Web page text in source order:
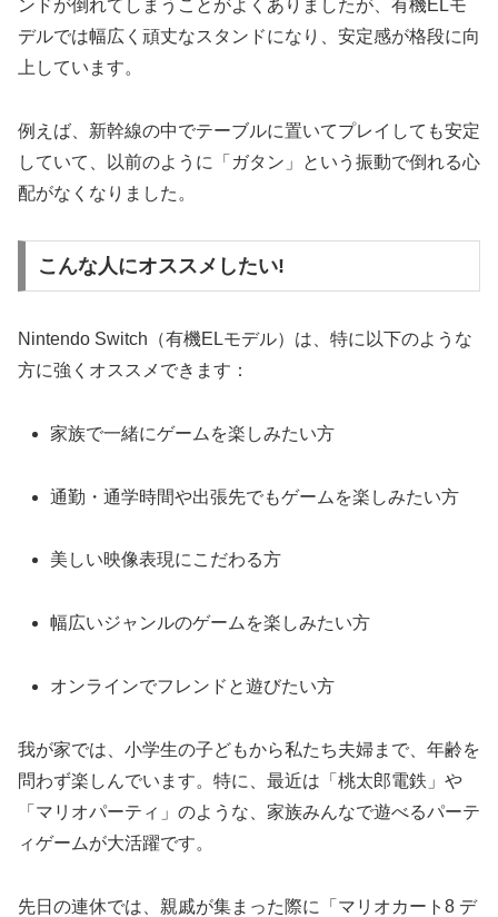
ンドが倒れてしまうことがよくありましたが、有機ELモ
デルでは幅広く頑丈なスタンドになり、安定感が格段に向
上しています。
例えば、新幹線の中でテーブルに置いてプレイしても安定
していて、以前のように「ガタン」という振動で倒れる心
配がなくなりました。
こんな人にオススメしたい!
Nintendo Switch（有機ELモデル）は、特に以下のような
方に強くオススメできます：
家族で一緒にゲームを楽しみたい方
通勤・通学時間や出張先でもゲームを楽しみたい方
美しい映像表現にこだわる方
幅広いジャンルのゲームを楽しみたい方
オンラインでフレンドと遊びたい方
我が家では、小学生の子どもから私たち夫婦まで、年齢を
問わず楽しんでいます。特に、最近は「桃太郎電鉄」や
「マリオパーティ」のような、家族みんなで遊べるパーテ
ィゲームが大活躍です。
先日の連休では、親戚が集まった際に「マリオカート8 デ